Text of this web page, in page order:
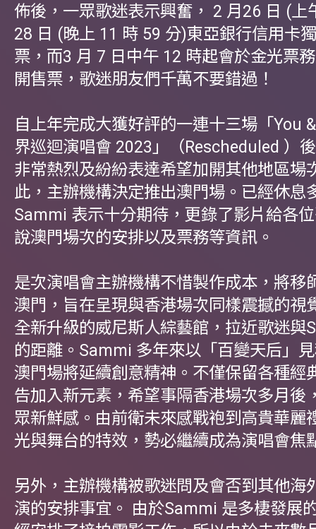
佈後，一眾歌迷表示興奮， 2 月26 日 (上
28 日 (晚上 11 時 59 分)東亞銀行信用卡
票，而3 月 7 日中午 12 時起會於金光票
開售票，歌迷朋友們千萬不要錯過！
自上年完成大獲好評的一連十三場「You
界巡迴演唱會 2023」（Rescheduled ）
非常熱烈及紛紛表達希望加開其他地區場
此，主辦機構決定推出澳門場。已經休息
Sammi 表示十分期待，更錄了影片給各
說澳門場次的安排以及票務等資訊。
是次演唱會主辦機構不惜製作成本，將移
澳門，旨在呈現與香港場次同樣震撼的視
全新升級的威尼斯人綜藝館，拉近歌迷與
的距離。Sammi 多年來以「百變天后」
澳門場將延續創意精神。不僅保留各種經
告加入新元素，希望事隔香港場次多月後
眾新鮮感。由前衛未來感戰袍到高貴華麗
光與舞台的特效，勢必繼續成為演唱會焦
另外，主辦機構被歌迷問及會否到其他海
演的安排事宜。 由於Sammi 是多棲發展